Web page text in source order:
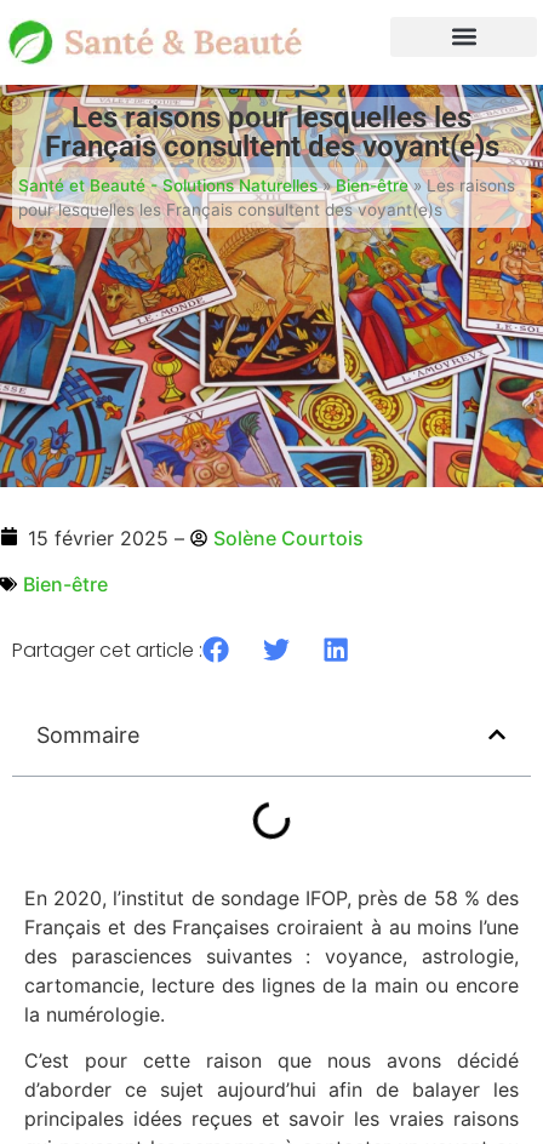
Les raisons pour lesquelles les
Français consultent des voyant(e)s
Santé et Beauté - Solutions Naturelles»Bien-être»Les raisons
pour lesquelles les Français consultent des voyant(e)s
15 février 2025 –
Solène Courtois
Bien-être
Partager cet article :
Sommaire
En 2020, l’institut de sondage IFOP, près de 58 % des
Français et des Françaises croiraient à au moins l’une
des parasciences suivantes : voyance, astrologie,
cartomancie, lecture des lignes de la main ou encore
la numérologie.
C’est pour cette raison que nous avons décidé
d’aborder ce sujet aujourd’hui afin de balayer les
principales idées reçues et savoir les vraies raisons